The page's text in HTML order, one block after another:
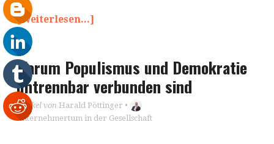
[Weiterlesen...]
Warum Populismus und Demokratie
untrennbar verbunden sind
Artikel von Harald Pöttinger •
Unternehmertum in der Gesellschaft